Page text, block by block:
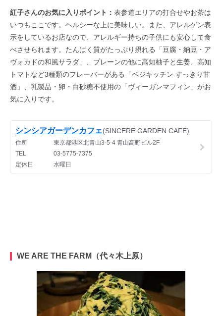
紅子さんのお気に入りポイント： 表参道エリアの打合せやお茶は
いつもここです。ヘルシーな上に美味しい。また、アレルゲン表
示をしているお店なので、アレルギー持ちの子供にも安心して食
べさせられます。たんぱく質がたっぷり摂れる「豆腐・納豆・ア
ヴォカドの和風サラダ」、プレーンの他に高知柚子と生姜、高知
トマトなど3種類のフレーバーがある「ベジキッチン すっきり甘
酒」、乳製品・卵・白砂糖不使用の「ヴィーガンマフィン」がお
気に入りです。
WE ARE THE FARM（代々木上原）